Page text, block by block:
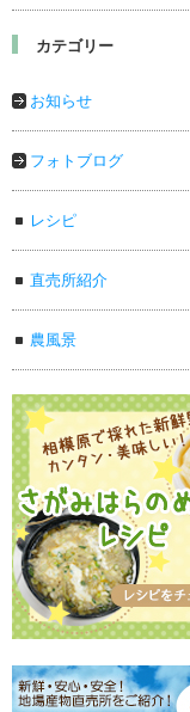
カテゴリー
お知らせ
フォトブログ
レシピ
直売所紹介
農風景